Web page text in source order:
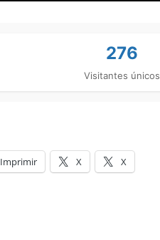
276
Visitantes únicos
Imprimir X X